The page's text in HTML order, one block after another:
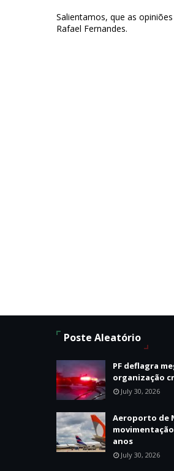
Salientamos, que as
Rafael Fernandes.
Poste Aleatório
PF deflagra
organização
July 30, 2026
Aeroporto de
anos
July 30, 2026